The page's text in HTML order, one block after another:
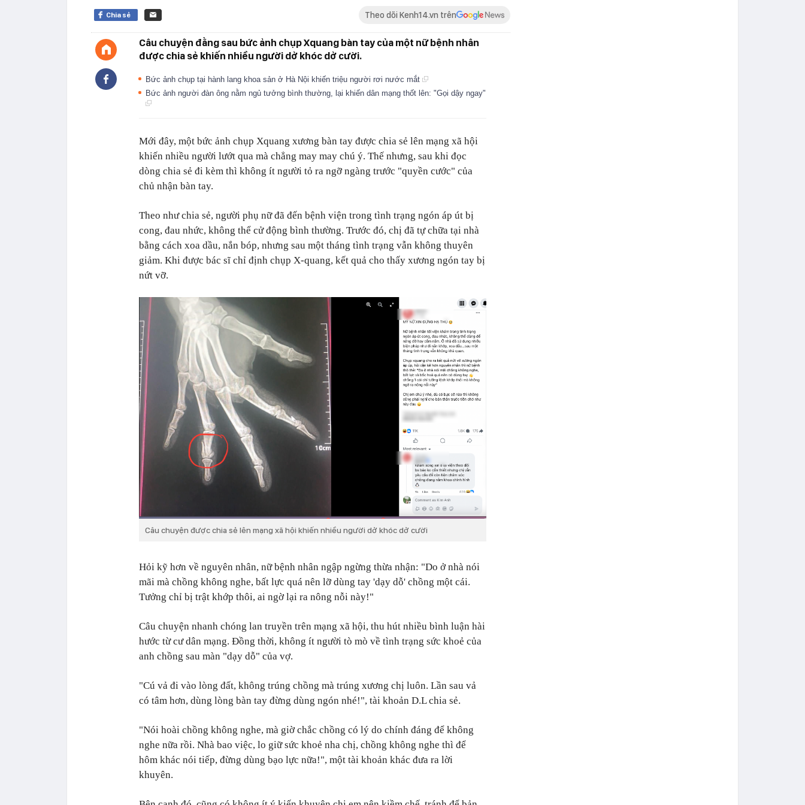
Chia sẻ Theo dõi Kenh14.vn trên
Câu chuyện đằng sau bức ảnh chụp Xquang bàn tay của một nữ bệnh nhân
được chia sẻ khiến nhiều người dở khóc dở cười.
Bức ảnh chụp tại hành lang khoa sản ở Hà Nội khiến triệu người rơi nước mắt
Bức ảnh người đàn ông nằm ngủ tưởng bình thường, lại khiến dân mạng thốt lên: "Gọi dậy ngay"
Mới đây, một bức ảnh chụp Xquang xương bàn tay được chia sẻ lên mạng xã hội
khiến nhiều người lướt qua mà chẳng may may chú ý. Thế nhưng, sau khi đọc
dòng chia sẻ đi kèm thì không ít người tỏ ra ngỡ ngàng trước "quyền cước" của
chủ nhận bàn tay.
Theo như chia sẻ, người phụ nữ đã đến bệnh viện trong tình trạng ngón áp út bị
cong, đau nhức, không thể cử động bình thường. Trước đó, chị đã tự chữa tại nhà
bằng cách xoa dầu, nắn bóp, nhưng sau một tháng tình trạng vẫn không thuyên
giảm. Khi được bác sĩ chỉ định chụp X-quang, kết quả cho thấy xương ngón tay bị
nứt vỡ.
Câu chuyện được chia sẻ lên mạng xã hội khiến nhiều người dở khóc dở cười
Hỏi kỹ hơn về nguyên nhân, nữ bệnh nhân ngập ngừng thừa nhận: "Do ở nhà nói
mãi mà chồng không nghe, bất lực quá nên lỡ dùng tay 'dạy dỗ' chồng một cái.
Tưởng chỉ bị trật khớp thôi, ai ngờ lại ra nông nỗi này!"
Câu chuyện nhanh chóng lan truyền trên mạng xã hội, thu hút nhiều bình luận hài
hước từ cư dân mạng. Đồng thời, không ít người tò mò về tình trạng sức khoẻ của
anh chồng sau màn "dạy dỗ" của vợ.
"Cú vả đi vào lòng đất, không trúng chồng mà trúng xương chị luôn. Lần sau vả
có tâm hơn, dùng lòng bàn tay đừng dùng ngón nhé!", tài khoản D.L chia sẻ.
"Nói hoài chồng không nghe, mà giờ chắc chồng có lý do chính đáng để không
nghe nữa rồi. Nhà bao việc, lo giữ sức khoẻ nha chị, chồng không nghe thì để
hôm khác nói tiếp, đừng dùng bạo lực nữa!", một tài khoản khác đưa ra lời
khuyên.